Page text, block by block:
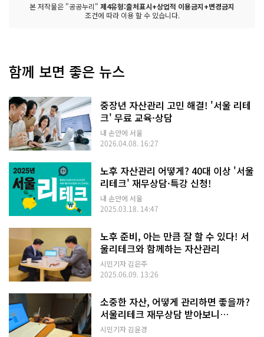
본 저작물은 "공공누리" 제4유형:출처표시+상업적 이용금지+변경금지
조건에 따라 이용 할 수 있습니다.
함께 보면 좋은 뉴스
중장년 자산관리 고민 해결! '서울 리테
크' 무료 교육·상담
내 손안에 서울
2026.04.08. 16:27
노후 자산관리 어떻게? 40대 이상 '서울
리테크' 재무상담·특강 신청!
내 손안에 서울
2025.03.18. 14:47
노후 준비, 아는 만큼 잘 할 수 있다! 서
울리테크와 함께하는 자산관리
시민기자 김은주
2025.06.09. 13:26
소중한 자산, 어떻게 관리하면 좋을까?
서울리테크 재무상담 받아보니…
시민기자 김윤경